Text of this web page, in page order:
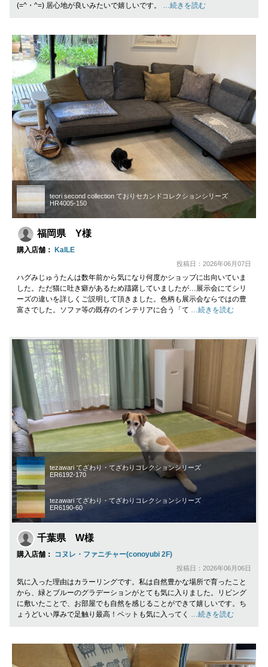
(=^・^=) 居心地が良いみたいで嬉しいです。 …続きを読む
teori second collection ておりセカンドコレクションシリーズ
HR4005-150
福岡県 Y様
購入店舗： KaILE
投稿日：2026年06月07日
ハグみじゅうたんは数年前から気になり何度かショップに出向いていま
した。ただ猫に吐き癖があるため躊躇していましたが…展示会にてシリ
ーズの違いを詳しくご説明して頂きました。色柄も展示会ならではの豊
富さでした。ソファ等の既存のインテリアに合う「て …続きを読む
tezawari てざわり・てざわりコレクションシリーズ
ER6192-170
tezawari てざわり・てざわりコレクションシリーズ
ER6190-60
千葉県 W様
購入店舗： コヌレ・ファニチャー(conoyubi 2F)
投稿日：2026年06月06日
気に入った理由はカラーリングです。私は自然豊かな場所で育ったこと
から、緑とブルーのグラデーションがとても気に入りました。リビング
に敷いたことで、お部屋でも自然を感じることができて嬉しいです。ち
ょうどいい厚みで足触り最高！ペットも気に入ってく …続きを読む